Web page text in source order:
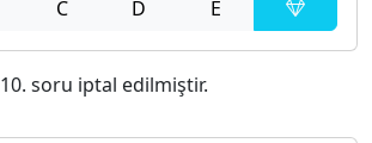
C D E
10. soru iptal edilmiştir.